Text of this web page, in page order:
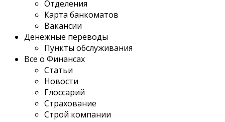
Отделения
Карта банкоматов
Вакансии
Денежные переводы
Пункты обслуживания
Все о Финансах
Статьи
Новости
Глоссарий
Страхование
Строй компании